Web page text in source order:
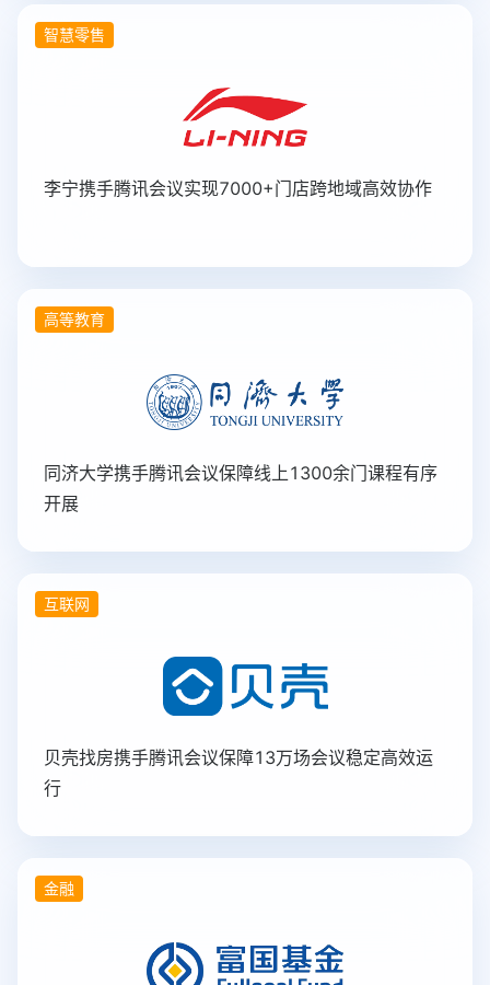
智慧零售
李宁携手腾讯会议实现7000+门店跨地域高效协作
高等教育
同济大学携手腾讯会议保障线上1300余门课程有序
开展
互联网
贝壳找房携手腾讯会议保障13万场会议稳定高效运
行
金融